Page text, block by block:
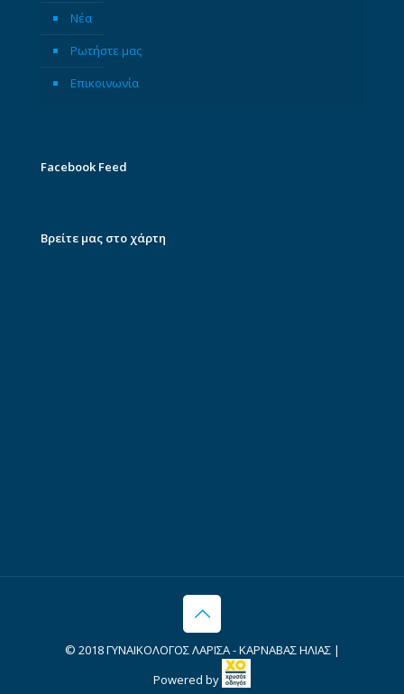
Νέα
Ρωτήστε μας
Επικοινωνία
Facebook Feed
Βρείτε μας στο χάρτη
© 2018 ΓΥΝΑΙΚΟΛΟΓΟΣ ΛΑΡΙΣΑ - ΚΑΡΝΑΒΑΣ ΗΛΙΑΣ |
Powered by